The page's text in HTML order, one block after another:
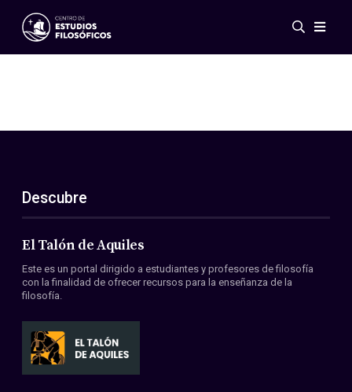
Eventos
ES
EN
Acerca de nosotros
Miembros
Convenios
Descubre
El Talón de Aquiles
Este es un portal dirigido a estudiantes y profesores de filosofía
con la finalidad de ofrecer recursos para la enseñanza de la
filosofía.